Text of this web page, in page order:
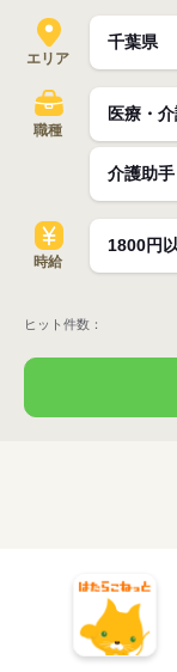
エリア
職種
時給
ヒット件数：